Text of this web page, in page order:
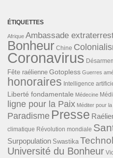
ÉTIQUETTES
Afrique Ambassade
Bonheur Chine
Coronavirus
Fête raélienne Gotopless Guerres
honoraires Intelligence
Liberté fondamentale Médecine
ligne pour la Paix Méditer pour la
Paradisme Presse
climatique Révolution mondiale
Surpopulation Swastika
Université du Bonheur